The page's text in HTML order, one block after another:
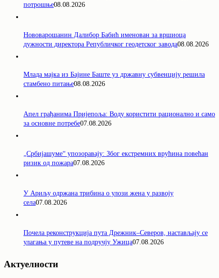
потрошње08.08.2026
Нововарошанин Далибор Бабић именован за вршиоца
дужности директора Републичког геодетског завода08.08.2026
Млада мајка из Бајине Баште уз државну субвенцију решила
стамбено питање08.08.2026
Апел грађанима Пријепоља: Воду користити рационално и само
за основне потребе07.08.2026
„Србијашуме“ упозоравају: Због екстремних врућина повећан
ризик од пожара07.08.2026
У Ариљу одржана трибина о улози жена у развоју
села07.08.2026
Почела реконструкција пута Дрежник–Северов, настављају се
улагања у путеве на подручју Ужица07.08.2026
Актуелности